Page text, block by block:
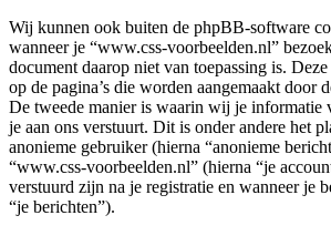
Wij kunnen ook buiten de phpBB-software
wanneer je “www.css-voorbeelden.nl”
document daarop niet van toepassing is.
op de pagina’s die worden aangemaakt door
De tweede manier is waarin wij je informatie
je aan ons verstuurt. Dit is onder andere het
anonieme gebruiker (hierna “anonieme
“www.css-voorbeelden.nl” (hierna “je
verstuurd zijn na je registratie en wanneer je
“je berichten”).